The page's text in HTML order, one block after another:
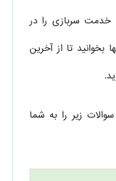
خدمت سربازی را در
بخوانید تا از آخرین
زیر را به شما